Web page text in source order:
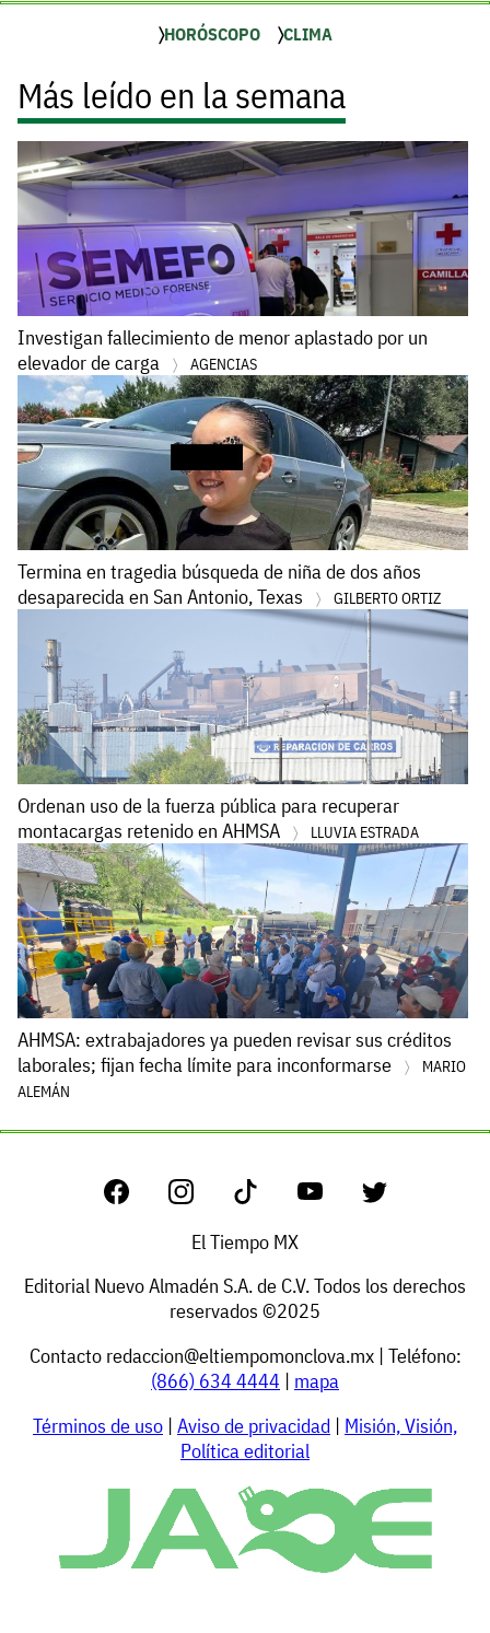
HORÓSCOPO CLIMA
Más leído en la semana
Investigan fallecimiento de menor aplastado por un
elevador de carga
AGENCIAS
Termina en tragedia búsqueda de niña de dos años
desaparecida en San Antonio, Texas
GILBERTO ORTIZ
Ordenan uso de la fuerza pública para recuperar
montacargas retenido en AHMSA
LLUVIA ESTRADA
AHMSA: extrabajadores ya pueden revisar sus créditos
laborales; fijan fecha límite para inconformarse
MARIO
ALEMÁN
El Tiempo MX
Editorial Nuevo Almadén S.A. de C.V. Todos los derechos
reservados ©2025
Contacto redaccion@eltiempomonclova.mx| Teléfono:
(866) 634 4444 | mapa
Términos de uso | Aviso de privacidad | Misión, Visión,
Política editorial